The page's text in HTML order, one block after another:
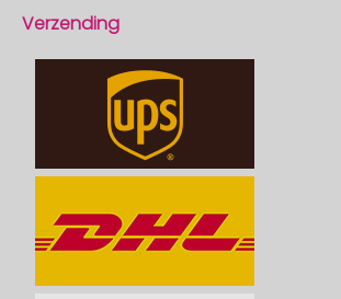
Verzending